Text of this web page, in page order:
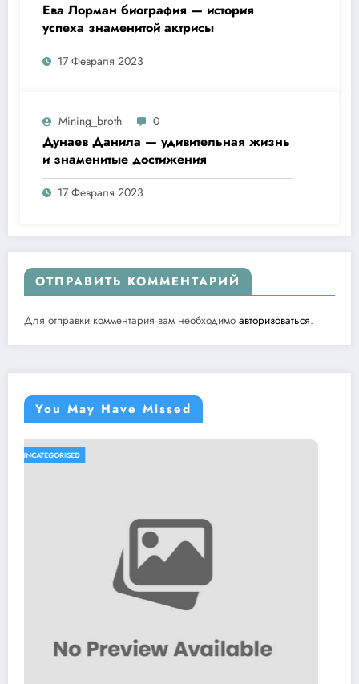
Ева Лорман биография — история
успеха знаменитой актрисы
17 Февраля 2023
Mining_broth 0
Дунаев Данила — удивительная жизнь
и знаменитые достижения
17 Февраля 2023
ОТПРАВИТЬ КОММЕНТАРИЙ
Для отправки комментария вам необходимо авторизоваться.
You May Have Missed
UNCATEGORISED